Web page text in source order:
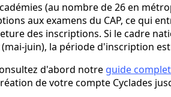
(au nombre de 26 en
aux examens du CAP, ce qui
des inscriptions. Si le cadre
juin), la période d'inscription
d'abord notre guide
de votre compte Cyclades